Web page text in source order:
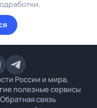
России и мира,
полезные сервисы
Обратная связь